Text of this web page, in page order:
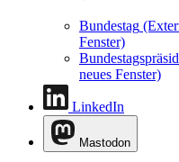
Bundestag
Fenster)
neues Fenster)
LinkedIn
Mastodon